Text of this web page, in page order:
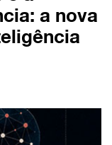
a nova